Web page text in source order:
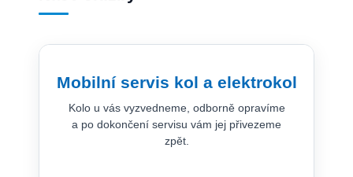
Mobilní servis kol a elektrokol
Kolo u vás vyzvedneme, odborně opravíme
a po dokončení servisu vám jej přivezeme
zpět.